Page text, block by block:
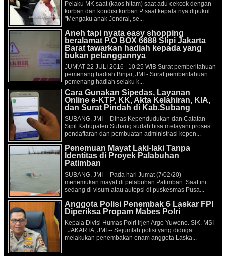
Pelaku MK saat (kaos hitam) saat adu cekcok dengan
korban dan kondisi korban P saat kepala nya dipukul
"Mengaku anak Jendral, se...
Aneh tapi nyata easy shopping
beralamat P.O BOX 6688 Slipi Jakarta
Barat tawarkan hadiah kepada yang
bukan pelanggannya
JUM'AT 22 JULI 2016 | 10:25 WIB Surat pemberitahuan
pemenang hadiah Binjai, JMI - Surat pemberitahuan
pemenang hadiah selaku k...
Cara Gunakan Sipedas, Layanan
Online e-KTP, KK, Akta Kelahiran, KIA,
dan Surat Pindah di Kab.Subang
SUBANG, JMI -- Dinas Kependudukan dan Catatan
Sipil Kabupaten Subang sudah bisa melayani proses
pendaftaran dan pembuatan administrasi kepen...
Penemuan Mayat Laki-laki Tanpa
Identitas di Proyek Palabuhan
Patimban
SUBANG, JMI -- Pada hari Jumat (7/02/20)
menemukan mayat di pelabuhan Patimban. Saat ini
sedang di visum atau autopsi di puskesmas Pusa...
Anggota Polisi Penembak 6 Laskar FPI
Diperiksa Propam Mabes Polri
Kepala Divisi Humas Polri Irjen Argo Yuwono. SIK. MSI
JAKARTA, JMI -- Sejumlah polisi yang diduga
melakukan penembakan enam anggota Laska...